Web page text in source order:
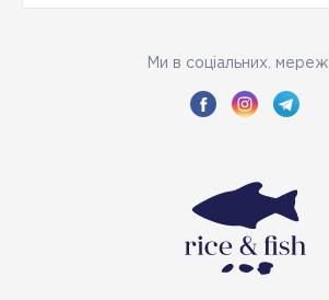
Ми в соціальних. мереж